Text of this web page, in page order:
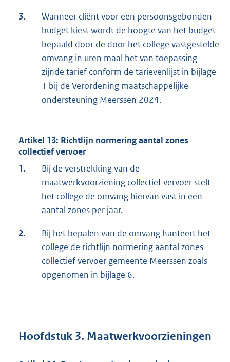
3.
Wanneer cliënt voor een persoonsgebonden
budget kiest wordt de hoogte van het budget
bepaald door de door het college vastgestelde
omvang in uren maal het van toepassing
zijnde tarief conform de tarievenlijst in bijlage
1 bij de Verordening maatschappelijke
ondersteuning Meerssen 2024.
Artikel 13: Richtlijn normering aantal zones
collectief vervoer
1.
Bij de verstrekking van de
maatwerkvoorziening collectief vervoer stelt
het college de omvang hiervan vast in een
aantal zones per jaar.
2.
Bij het bepalen van de omvang hanteert het
college de richtlijn normering aantal zones
collectief vervoer gemeente Meerssen zoals
opgenomen in bijlage 6.
Hoofdstuk 3. Maatwerkvoorzieningen